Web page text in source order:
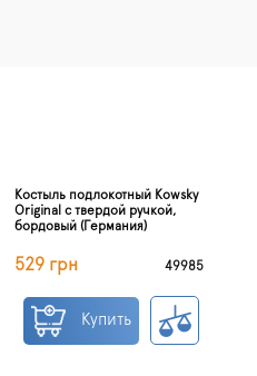
Костыль подлокотный Kowsky
Original с твердой ручкой,
бордовый (Германия)
529 грн 49985
Купить